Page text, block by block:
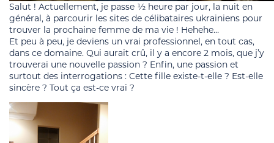
Salut ! Actuellement, je passe ½ heure par jour, la nuit en
général, à parcourir les sites de célibataires ukrainiens pour
trouver la prochaine femme de ma vie ! Hehehe…
Et peu à peu, je deviens un vrai professionnel, en tout cas,
dans ce domaine. Qui aurait crû, il y a encore 2 mois, que j’y
trouverai une nouvelle passion ? Enfin, une passion et
surtout des interrogations : Cette fille existe-t-elle ? Est-elle
sincère ? Tout ça est-ce vrai ?